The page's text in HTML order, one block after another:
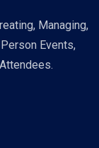
Managing,
Events,